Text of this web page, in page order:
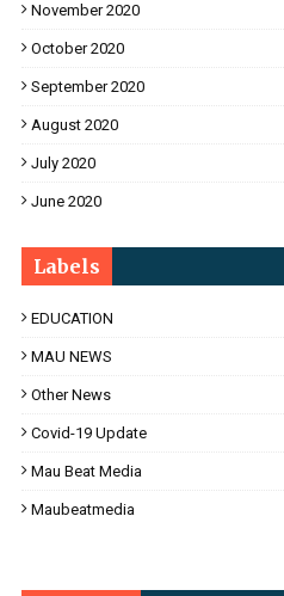
November 2020
October 2020
September 2020
August 2020
July 2020
June 2020
Labels
EDUCATION
MAU NEWS
Other News
Covid-19 Update
Mau Beat Media
Maubeatmedia